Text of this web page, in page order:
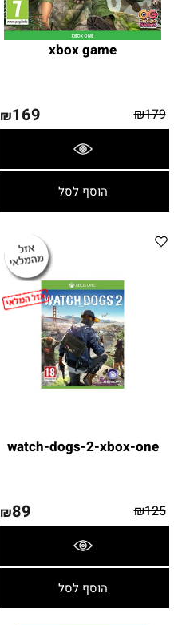
xbox game
₪179
₪169
הוסף לסל
watch-dogs-2-xbox-one
₪125
₪89
הוסף לסל